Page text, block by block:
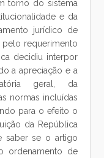
torno do sistema
e da
jurídico de
pelo requerimento
decidiu interpor
a apreciação e a
geral, da
normas incluídas
para o efeito o
da República
saber se o artigo
ordenamento de